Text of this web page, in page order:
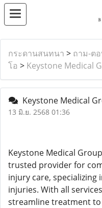
กระดานสนทนา > ถาม-ตอ
โอ > Keystone Medical
Keystone Medical
13 มิ.ย. 2568 01:36
Keystone Medical
trusted provider for
injury care,
injuries. With all
streamline treatment